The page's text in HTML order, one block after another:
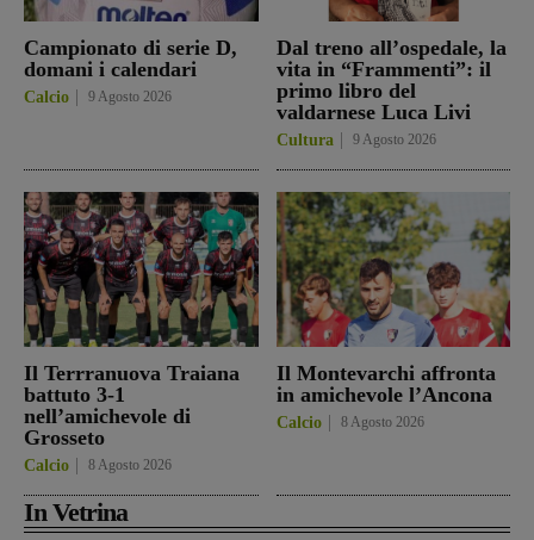
Campionato di serie D,
domani i calendari
Calcio 9 Agosto 2026
Dal treno all’ospedale, la
vita in “Frammenti”: il
primo libro del
valdarnese Luca Livi
Cultura 9 Agosto 2026
Il Terrranuova Traiana
battuto 3-1
nell’amichevole di
Grosseto
Calcio 8 Agosto 2026
Il Montevarchi affronta
in amichevole l’Ancona
Calcio 8 Agosto 2026
In Vetrina